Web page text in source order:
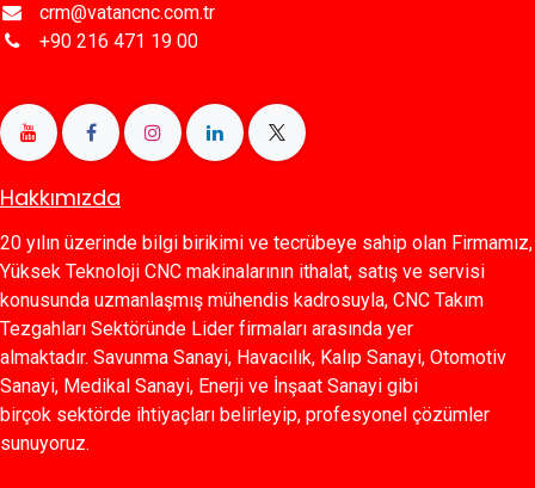
crm@vatancnc.com.tr
+90 216 471 19 00
Hakkımızda
20 yılın üzerinde bilgi birikimi ve tecrübeye sahip olan Firmamız,
Yüksek Teknoloji CNC makinalarının ithalat, satış ve servisi
konusunda uzmanlaşmış mühendis kadrosuyla, CNC Takım
Tezgahları Sektöründe Lider firmaları arasında yer
almaktadır. Savunma Sanayi, Havacılık, Kalıp Sanayi, Otomotiv
Sanayi, Medikal Sanayi, Enerji ve İnşaat Sanayi gibi
birçok sektörde ihtiyaçları belirleyip, profesyonel çözümler
sunuyoruz.